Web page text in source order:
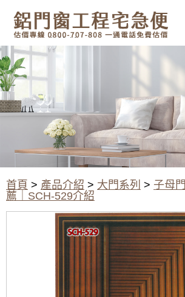
有鋁門窗的結露、隔熱、隔音問
題？找我們就對了！估價專線
0800-707-808
大門系列｜子母門款式｜SCH-
529]介紹:鐵門,防火門,硫化銅門
~內玄關門,外玄關門,雙玄關門,
門中門,鑄鋁門,玻璃門,鋼木門,隔
音門等,歡迎詢問價格
首頁 > 產品介紹 > 大門系列 > 子母門
薦｜SCH-529介紹